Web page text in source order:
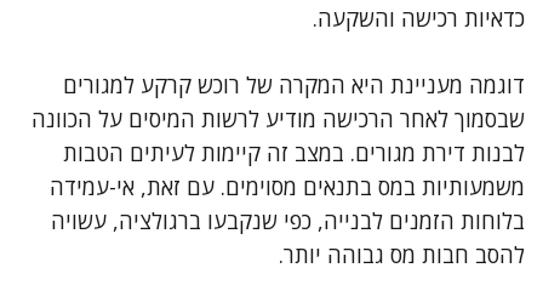
כדאיות רכישה והשקעה.
דוגמה מעניינת היא המקרה של רוכש קרקע למגורים
שבסמוך לאחר הרכישה מודיע לרשות המיסים על הכוונה
לבנות דירת מגורים. במצב זה קיימות לעיתים הטבות
משמעותיות במס בתנאים מסוימים. עם זאת, אי-עמידה
בלוחות הזמנים לבנייה, כפי שנקבעו ברגולציה, עשויה
להסב חבות מס גבוהה יותר.